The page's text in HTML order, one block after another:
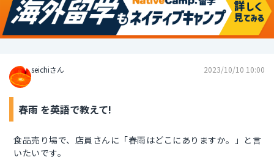
seichiさん 2023/10/10 10:00
春雨 を英語で教えて!
食品売り場で、店員さんに「春雨はどこにありますか。」と言
いたいです。